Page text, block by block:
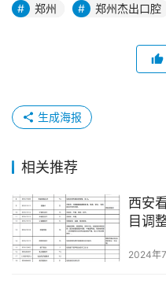
郑州 郑州杰出口腔
生成海报
相关推荐
西安
目调
2024年